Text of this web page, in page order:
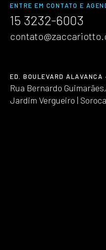
ENTRE EM CONTATO E
15 3232-6003
ED. BOULEVARD ALAVANCA
Rua Bernardo
Jardim Vergueiro |